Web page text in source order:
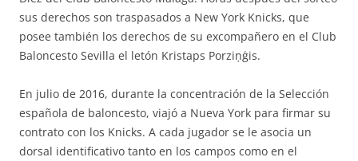
sus derechos son traspasados a New York Knicks, que
posee también los derechos de su excompañero en el Club
Baloncesto Sevilla el letón Kristaps Porziņģis.
En julio de 2016, durante la concentración de la Selección
española de baloncesto, viajó a Nueva York para firmar su
contrato con los Knicks. A cada jugador se le asocia un
dorsal identificativo tanto en los campos como en el